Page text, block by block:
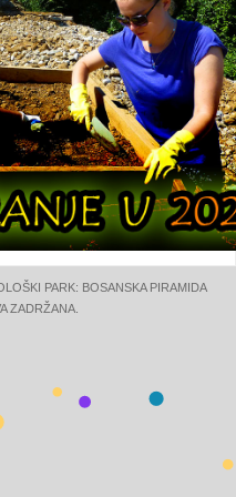
PARK: BOSANSKA PIRAMIDA
ZADRŽANA.